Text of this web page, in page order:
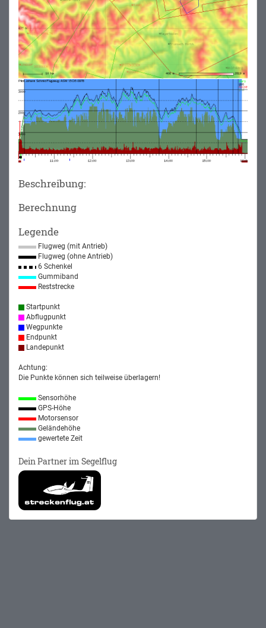
Beschreibung:
Berechnung
Legende
Flugweg (mit Antrieb)
Flugweg (ohne Antrieb)
6 Schenkel
Gummiband
Reststrecke
Startpunkt
Abflugpunkt
Wegpunkte
Endpunkt
Landepunkt
Achtung:
Die Punkte können sich teilweise überlagern!
Sensorhöhe
GPS-Höhe
Motorsensor
Geländehöhe
gewertete Zeit
Dein Partner im Segelflug